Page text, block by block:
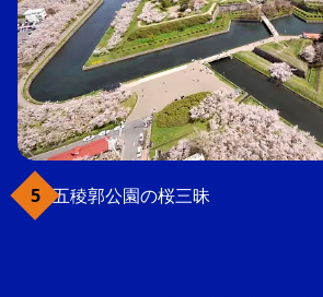
五稜郭公園の桜三昧